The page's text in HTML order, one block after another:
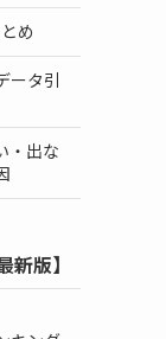
め
ータ引
・出な
版】